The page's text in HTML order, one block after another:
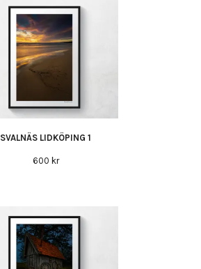
SVALNÄS LIDKÖPING 1
600 kr